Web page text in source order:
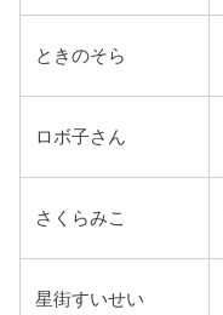
ときのそら
ロボ子さん
さくらみこ
星街すいせい